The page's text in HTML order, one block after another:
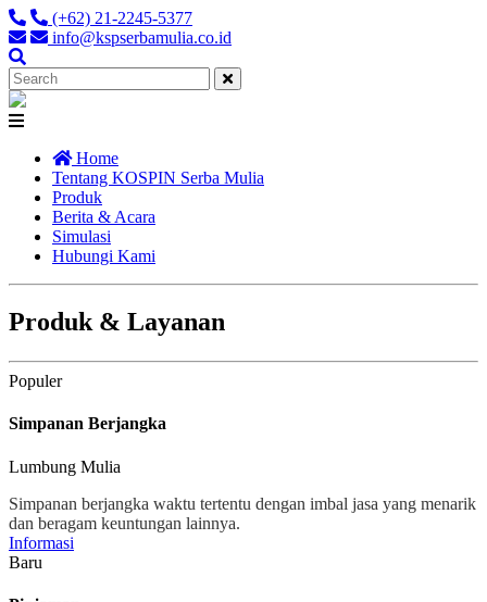
(+62) 21-2245-5377
info@kspserbamulia.co.id
Close
Home
Tentang KOSPIN Serba Mulia
Produk
Berita & Acara
Simulasi
Hubungi Kami
Produk & Layanan
Populer
Simpanan Berjangka
Lumbung Mulia
Simpanan berjangka waktu tertentu dengan imbal jasa yang menarik
dan beragam keuntungan lainnya.
Informasi
Baru